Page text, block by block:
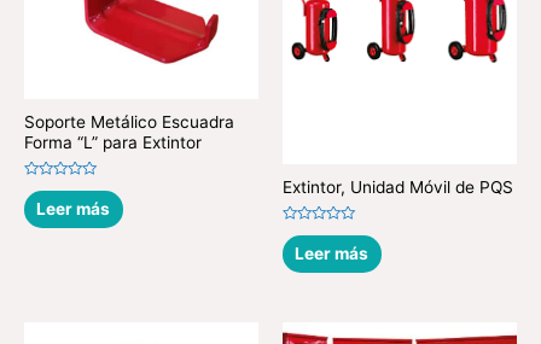
Soporte Metálico Escuadra
Forma “L” para Extintor
Valorado
en
0
de
Leer más
Extintor, Unidad Móvil de PQS
Valorado
en
0
de
Leer más